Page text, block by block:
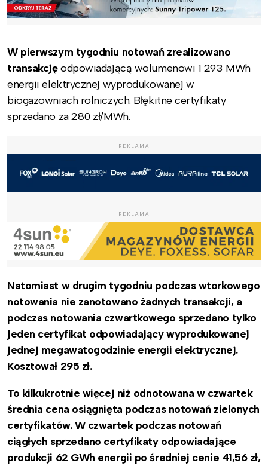
W pierwszym tygodniu notowań zrealizowano
transakcjęodpowiadającą wolumenowi 1 293 MWh
energii elektrycznej wyprodukowanej w
biogazowniach rolniczych. Błękitne certyfikaty
sprzedano za 280 zł/MWh.
REKLAMA
REKLAMA
Natomiast w drugim tygodniu podczas wtorkowego
notowania nie zanotowano żadnych transakcji, a
podczas notowania czwartkowego sprzedano tylko
jeden certyfikat odpowiadający wyprodukowanej
jednej megawatogodzinie energii elektrycznej.
Kosztował 295 zł.
To kilkukrotnie więcej niż odnotowana w czwartek
średnia cena osiągnięta podczas notowań zielonych
certyfikatów. W czwartek podczas notowań
ciągłych sprzedano certyfikaty odpowiadające
produkcji 62 GWh energii po średniej cenie 41,56 zł,